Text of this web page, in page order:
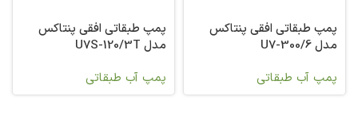
پمپ طبقاتی افقی پنتاکس
مدل U7-300/6
پمپ آب طبقاتی
پمپ طبقاتی افقی پنتاکس
مدل U7S-120/3T
پمپ آب طبقاتی